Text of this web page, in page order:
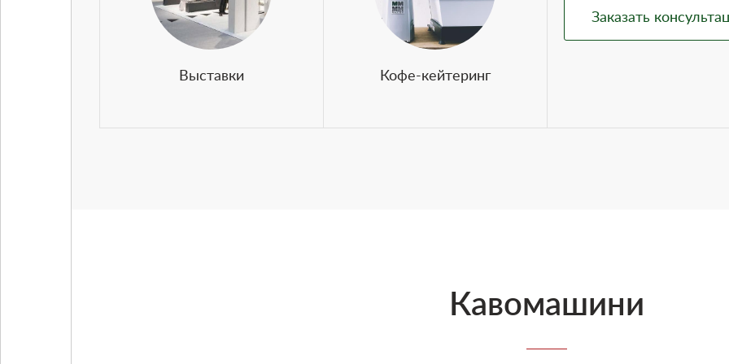
Выставки Кофе-кейтеринг
Заказать
Кавомашини